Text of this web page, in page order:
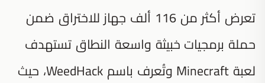
تعرض أكثر من 116 ألف جهاز للاختراق ضمن
حملة برمجيات خبيثة واسعة النطاق تستهدف
لعبة Minecraft وتُعرف باسم WeedHack، حيث